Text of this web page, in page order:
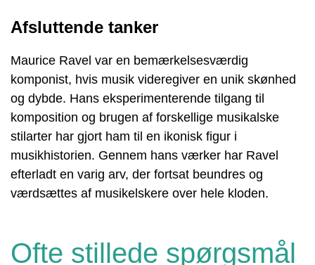
Afsluttende tanker
Maurice Ravel var en bemærkelsesværdig
komponist, hvis musik videregiver en unik skønhed
og dybde. Hans eksperimenterende tilgang til
komposition og brugen af ​​forskellige musikalske
stilarter har gjort ham til en ikonisk figur i
musikhistorien. Gennem hans værker har Ravel
efterladt en varig arv, der fortsat beundres og
værdsættes af musikelskere over hele kloden.
Ofte stillede spørgsmål